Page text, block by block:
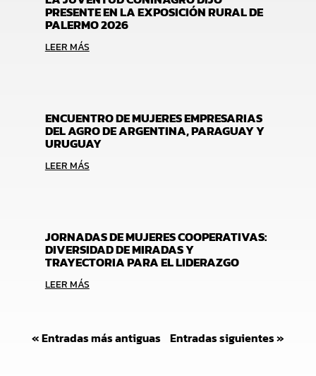
PRESENTE EN LA EXPOSICIÓN RURAL DE
PALERMO 2026
LEER MÁS
ENCUENTRO DE MUJERES EMPRESARIAS
DEL AGRO DE ARGENTINA, PARAGUAY Y
URUGUAY
LEER MÁS
JORNADAS DE MUJERES COOPERATIVAS:
DIVERSIDAD DE MIRADAS Y
TRAYECTORIA PARA EL LIDERAZGO
LEER MÁS
« Entradas más antiguas Entradas siguientes »